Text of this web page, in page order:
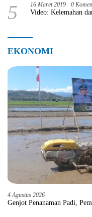
5 16 Maret 2019 0
Video: Kelemahan
EKONOMI
4 Agustus 2026
Genjot Penanaman Padi,